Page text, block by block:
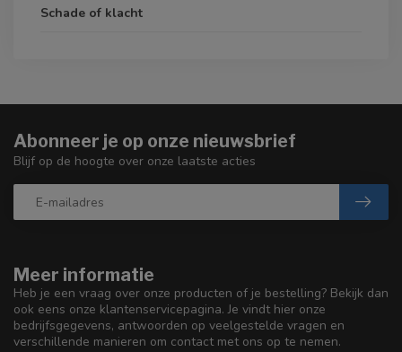
Schade of klacht
Meer informatie
Heb je een vraag over onze producten of je bestelling? Bekijk dan
ook eens onze klantenservicepagina. Je vindt hier onze
bedrijfsgegevens, antwoorden op veelgestelde vragen en
verschillende manieren om contact met ons op te nemen.
Abonneer je op onze nieuwsbrief
Blijf op de hoogte over onze laatste acties